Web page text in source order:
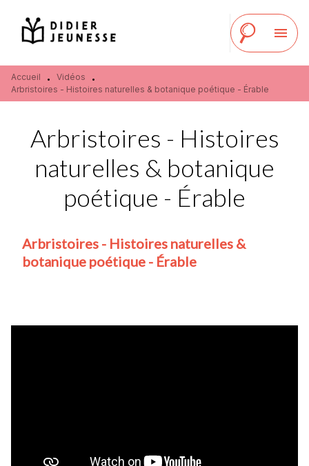
MENU RECHERCHE
PIED DE PAGE
menu
Accueil • Vidéos
•
Arbristoires - Histoires naturelles & botanique poétique - Érable
Arbristoires - Histoires
naturelles & botanique
poétique - Érable
Arbristoires - Histoires naturelles &
botanique poétique - Érable